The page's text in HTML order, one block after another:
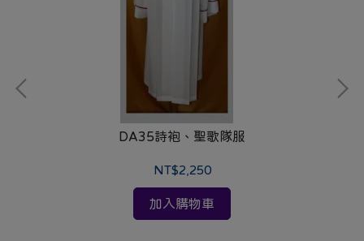
DA35詩袍、聖歌隊服
NT$2,250
加入購物車